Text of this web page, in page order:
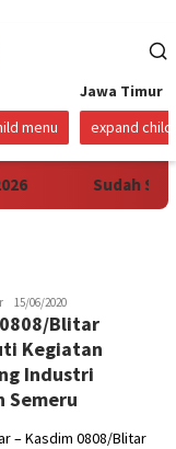
menu
Jawa Timur
expand child
Sudah
15/06/2020
Blitar
Kegiatan
Industri
Semeru
– Kasdim 0808/Blitar